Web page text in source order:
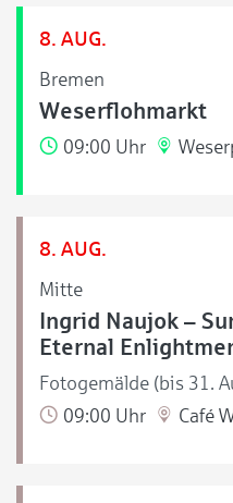
8. AUG.
Bremen
Weserflohmarkt
09:00 Uhr
8. AUG.
Mitte
Ingrid Naujok –
Eternal
Fotogemälde (bis 31.
09:00 Uhr
Café